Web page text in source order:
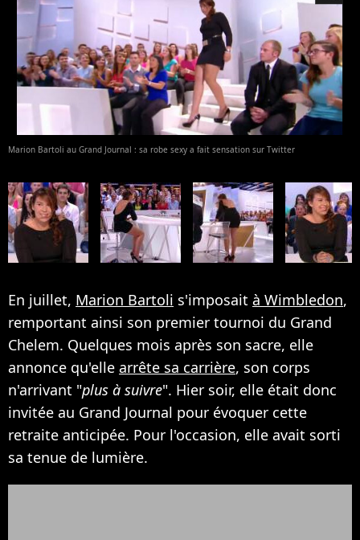
Marion Bartoli au Grand Journal : sa robe sexy a fait sensation sur Twitter
En juillet, Marion Bartoli s'imposait à Wimbledon,
remportant ainsi son premier tournoi du Grand
Chelem. Quelques mois après son sacre, elle
annonce qu'elle arrête sa carrière, son corps
n'arrivant "plus à suivre". Hier soir, elle était donc
invitée au Grand Journal pour évoquer cette
retraite anticipée. Pour l'occasion, elle avait sorti
sa tenue de lumière.